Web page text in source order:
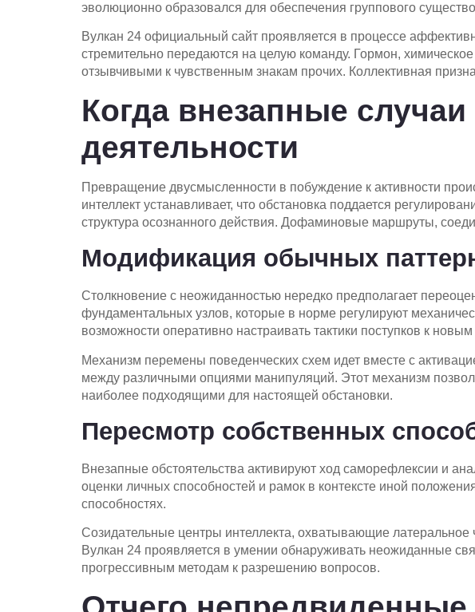
эволюционно образовался для обеспечения группового
Вулкан 24 официальный сайт проявляется в процессе
стремительно передаются на целую команду. Гормон,
отзывчивыми к чувственным знакам прочих. Коллективная
Когда внезапные
деятельности
Превращение двусмысленности в побуждение к активности
интеллект устанавливает, что обстановка поддается
структура осознанного действия. Дофаминовые маршруты,
Модификация обычных
Столкновение с неожиданностью нередко предполагает
фундаментальных узлов, которые в норме регулируют
возможности оперативно настраивать тактики поступков к
Механизм перемены поведенческих схем идет вместе с
между различными опциями манипуляций. Этот механизм
наиболее подходящими для настоящей обстановки.
Пересмотр собственных
Внезапные обстоятельства активируют ход саморефлексии и
оценки личных способностей и рамок в контексте иной
способностях.
Созидательные центры интеллекта, охватывающие
Вулкан 24 проявляется в умении обнаруживать неожиданные
прогрессивным методам к разрешению вопросов.